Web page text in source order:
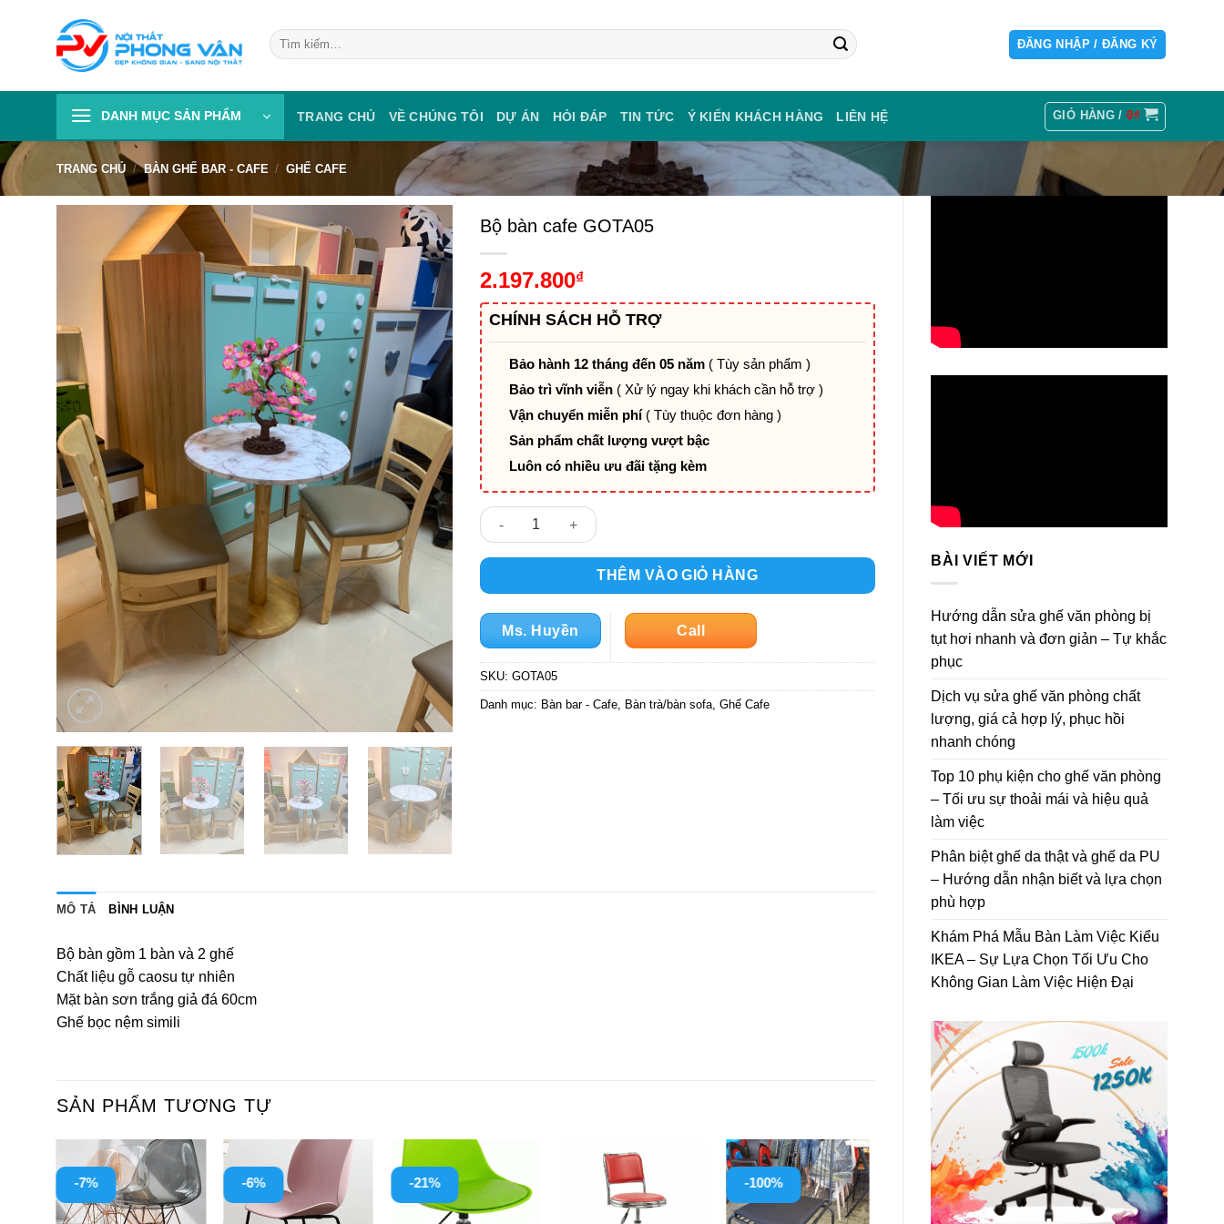
Tìm
kiếm:
ĐĂNG NHẬP / ĐĂNG KÝ
DANH MỤC SẢN PHẨM TRANG CHỦ VỀ CHÚNG TÔI DỰ ÁN HỎI ĐÁP TIN TỨC Ý KIẾN KHÁCH HÀNG LIÊN HỆ GIỎ HÀNG /0₫
TRANG CHỦ / BÀN GHẾ BAR - CAFE / GHẾ CAFE
BÀI VIẾT MỚI
Hướng dẫn sửa ghế văn phòng bị
tụt hơi nhanh và đơn giản – Tự khắc
phục
Dịch vụ sửa ghế văn phòng chất
lượng, giá cả hợp lý, phục hồi
nhanh chóng
Top 10 phụ kiện cho ghế văn phòng
– Tối ưu sự thoải mái và hiệu quả
làm việc
Phân biệt ghế da thật và ghế da PU
– Hướng dẫn nhận biết và lựa chọn
phù hợp
Khám Phá Mẫu Bàn Làm Việc Kiểu
IKEA – Sự Lựa Chọn Tối Ưu Cho
Không Gian Làm Việc Hiện Đại
Bộ bàn cafe GOTA05
2.197.800₫
CHÍNH SÁCH HỖ TRỢ
Bảo hành 12 tháng đến 05 năm ( Tùy sản phẩm )
Bảo trì vĩnh viễn ( Xử lý ngay khi khách cần hỗ trợ )
Vận chuyển miễn phí ( Tùy thuộc đơn hàng )
Sản phẩm chất lượng vượt bậc
Luôn có nhiều ưu đãi tặng kèm
Bộ bàn cafe GOTA05 số lượng
THÊM VÀO GIỎ HÀNG
Ms. Huyền Call
SKU: GOTA05
Danh mục: Bàn bar - Cafe, Bàn trà/bàn sofa, Ghế Cafe
MÔ TẢ BÌNH LUẬN
Bộ bàn gồm 1 bàn và 2 ghế
Chất liệu gỗ caosu tự nhiên
Mặt bàn sơn trắng giả đá 60cm
Ghế bọc nệm simili
SẢN PHẨM TƯƠNG TỰ
-7% -6% -21% -100% -100%